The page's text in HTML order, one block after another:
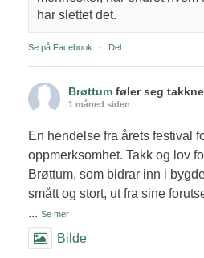
har slettet det.
Se på Facebook · Del
Brøttum føler seg
1 måned siden
En hendelse fra årets festival
oppmerksomhet. Takk og lov
Brøttum, som bidrar inn i
smått og stort, ut fra sine
... Se mer
Bilde